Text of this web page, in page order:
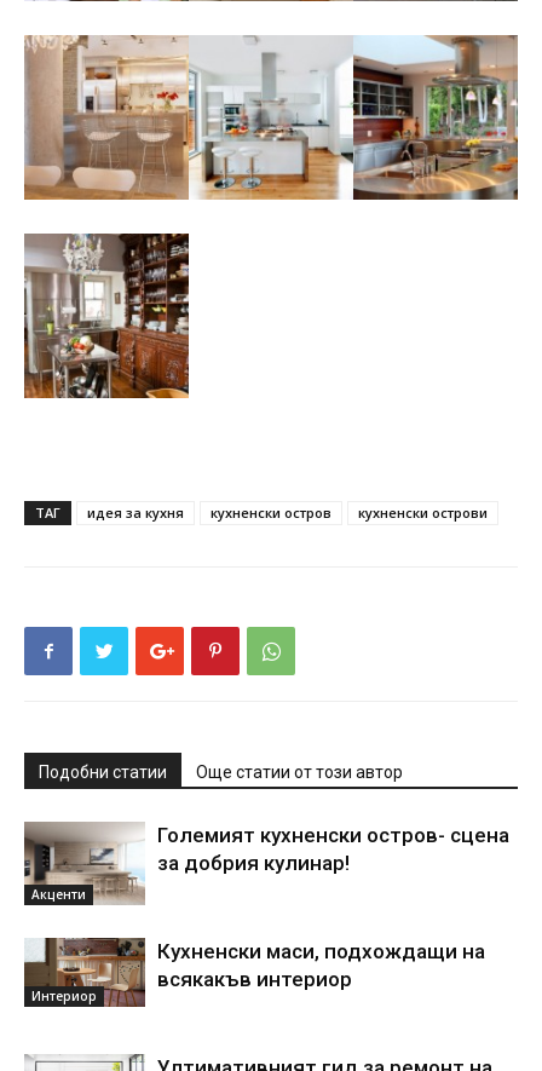
ТАГ идея за кухня кухненски остров кухненски острови
Подобни статии Още статии от този автор
Акценти
Големият кухненски остров- сцена
за добрия кулинар!
Интериор
Кухненски маси, подхождащи на
всякакъв интериор